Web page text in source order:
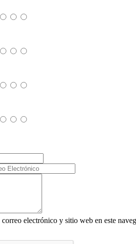
electrónico y sitio web en este